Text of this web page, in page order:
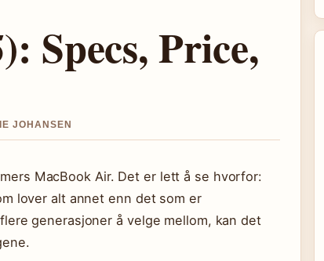
Specs, Price,
JOHANSEN
MacBook Air. Det er lett å se hvorfor:
lover alt annet enn det som er
generasjoner å velge mellom, kan det